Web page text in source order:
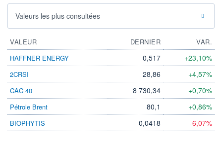
Valeurs les plus consultées
VALEUR DERNIER
VAR.
HAFFNER ENERGY
0,517 +23,10%
2CRSI 28,86 +4,57%
CAC 40 8 730,34 +0,70%
Pétrole Brent 80,1 +0,86%
BIOPHYTIS 0,0418 -6,07%